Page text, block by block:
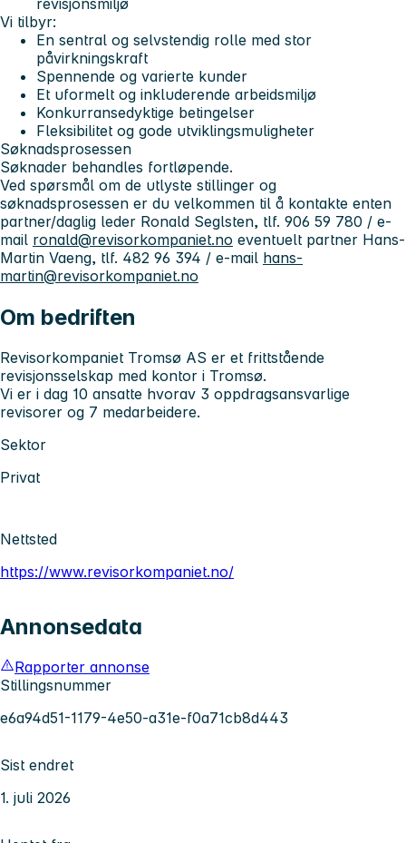
Vi tilbyr:
En sentral og selvstendig rolle med stor
påvirkningskraft
Spennende og varierte kunder
Et uformelt og inkluderende arbeidsmiljø
Konkurransedyktige betingelser
Fleksibilitet og gode utviklingsmuligheter
Søknadsprosessen
Søknader behandles fortløpende.
Ved spørsmål om de utlyste stillinger og
søknadsprosessen er du velkommen til å kontakte enten
partner/daglig leder Ronald Seglsten, tlf. 906 59 780 / e-
mail ronald@revisorkompaniet.no eventuelt partner Hans-
Martin Vaeng, tlf. 482 96 394 / e-mail hans-
martin@revisorkompaniet.no
Om bedriften
Revisorkompaniet Tromsø AS er et frittstående
revisjonsselskap med kontor i Tromsø.
Vi er i dag 10 ansatte hvorav 3 oppdragsansvarlige
revisorer og 7 medarbeidere.
Sektor
Privat
Nettsted
https://www.revisorkompaniet.no/
Annonsedata
Rapporter annonse
Stillingsnummer
e6a94d51-1179-4e50-a31e-f0a71cb8d443
Sist endret
1. juli 2026